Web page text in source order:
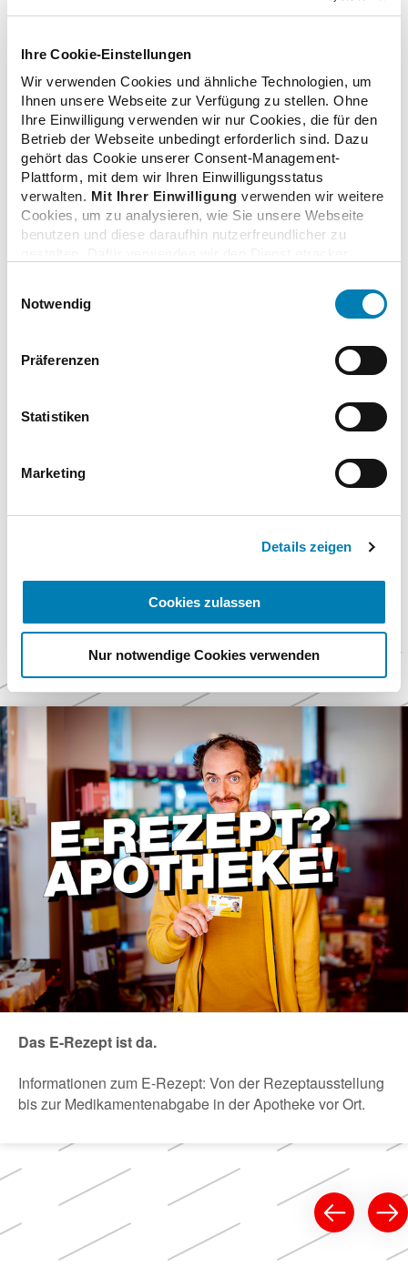
Ihre Cookie-Einstellungen
Wir verwenden Cookies und ähnliche Technologien, um
Ihnen unsere Webseite zur Verfügung zu stellen. Ohne
Ihre Einwilligung verwenden wir nur Cookies, die für den
Betrieb der Webseite unbedingt erforderlich sind. Dazu
gehört das Cookie unserer Consent-Management-
Plattform, mit dem wir Ihren Einwilligungsstatus
verwalten. Mit Ihrer Einwilligung verwenden wir weitere
Cookies, um zu analysieren, wie Sie unsere Webseite
benutzen und diese daraufhin nutzerfreundlicher zu
Adresse und Ihr Surfverhalten verarbeitet. Mit einem
Klick auf „Cookies zulassen“ stimmen Sie der
erforderlichen Cookies zu. Über die Schaltfläche „Nur
notwendige Cookies verwenden“ können Sie die nicht
unteren Regler Ihre persönlichen Bedürfnisse individuell
einstellen. Sie können Ihre Einwilligung jederzeit mit
Datenschutzhinweisen.
Impressum
Notwendig
Präferenzen
Statistiken
Marketing
Details zeigen
Cookies zulassen
Nur notwendige Cookies verwenden
gehören die Apotheker zu den treibenden Kräften“,
unterstrich der ABDA-Präsident und stellte klar: „Beides
sind Bausteine der Zukunftssicherung für Apotheken vor
Ort. Und dass diese im Versorgungssystem unverzichtbar
sind, das sieht auch die Politik.“
zurück zur Übersicht
Schütze-Brief (99/2019): "Apothekengesetz hat
Themen
Das E-Rezept ist da.
Informationen zum E-Rezept: Von der Rezeptausstellung
bis zur Medikamentenabgabe in der Apotheke vor Ort.